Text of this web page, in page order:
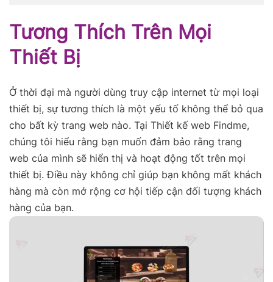
Tương Thích Trên Mọi
Thiết Bị
Ở thời đại mà người dùng truy cập internet từ mọi loại
thiết bị, sự tương thích là một yếu tố không thể bỏ qua
cho bất kỳ trang web nào. Tại Thiết kế web Findme,
chúng tôi hiểu rằng bạn muốn đảm bảo rằng trang
web của mình sẽ hiển thị và hoạt động tốt trên mọi
thiết bị. Điều này không chỉ giúp bạn không mất khách
hàng mà còn mở rộng cơ hội tiếp cận đối tượng khách
hàng của bạn.